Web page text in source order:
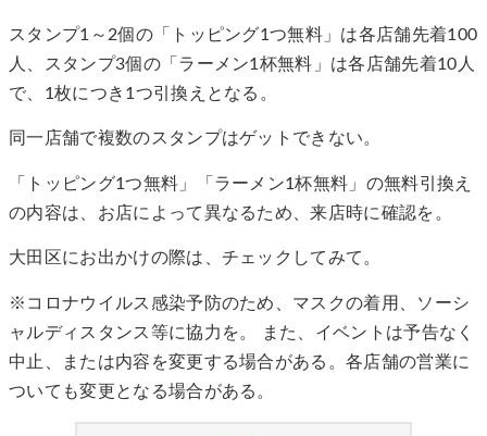
スタンプ1～2個の「トッピング1つ無料」は各店舗先着100
人、スタンプ3個の「ラーメン1杯無料」は各店舗先着10人
で、1枚につき1つ引換えとなる。
同一店舗で複数のスタンプはゲットできない。
「トッピング1つ無料」「ラーメン1杯無料」の無料引換え
の内容は、お店によって異なるため、来店時に確認を。
大田区にお出かけの際は、チェックしてみて。
※コロナウイルス感染予防のため、マスクの着用、ソーシ
ャルディスタンス等に協力を。 また、イベントは予告なく
中止、または内容を変更する場合がある。各店舗の営業に
ついても変更となる場合がある。